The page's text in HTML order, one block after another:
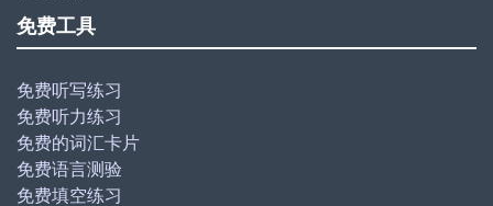
免费工具
免费听写练习
免费听力练习
免费的词汇卡片
免费语言测验
免费填空练习